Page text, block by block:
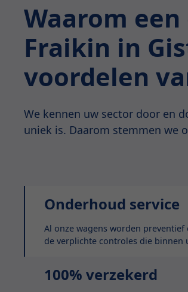
Waarom
Fraikin in
voordelen
We kennen uw sector door en
uniek is. Daarom stemmen we
Onderhoud service
Al onze wagens worden
de verplichte controles die
100% verzekerd